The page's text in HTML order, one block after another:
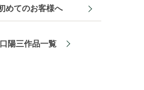
めてのお客様へ
陽三作品一覧